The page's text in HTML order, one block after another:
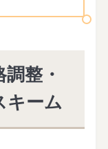
整・
キーム